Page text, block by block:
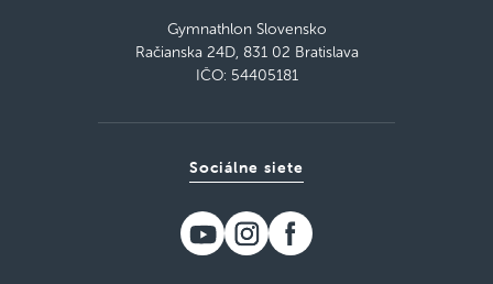
Gymnathlon Slovensko
Račianska 24D, 831 02 Bratislava
IČO: 54405181
Sociálne siete